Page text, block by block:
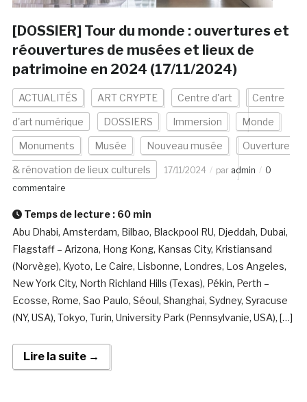
[DOSSIER] Tour du monde : ouvertures et
réouvertures de musées et lieux de
patrimoine en 2024 (17/11/2024)
ACTUALITÉS ART CRYPTE Centre d'art Centre
d'art numérique DOSSIERS Immersion Monde
Monuments Musée Nouveau musée Ouverture
& rénovation de lieux culturels 17/11/2024 par admin
0
commentaire
Temps de lecture : 60 min
Abu Dhabi, Amsterdam, Bilbao, Blackpool RU, Djeddah, Dubai,
Flagstaff – Arizona, Hong Kong, Kansas City, Kristiansand
(Norvège), Kyoto, Le Caire, Lisbonne, Londres, Los Angeles,
New York City, North Richland Hills (Texas), Pékin, Perth –
Ecosse, Rome, Sao Paulo, Séoul, Shanghai, Sydney, Syracuse
(NY, USA), Tokyo, Turin, University Park (Pennsylvanie, USA), […]
Lire la suite →